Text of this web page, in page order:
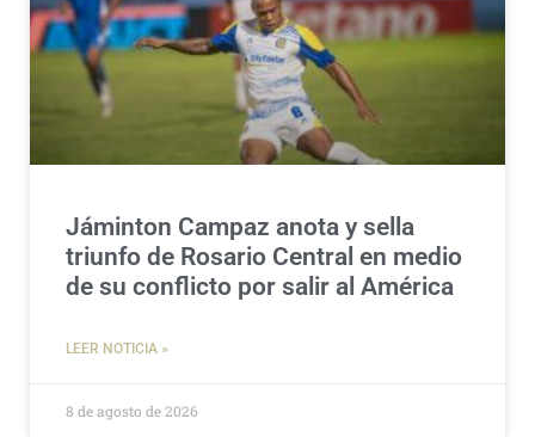
Jáminton Campaz anota y sella
triunfo de Rosario Central en medio
de su conflicto por salir al América
LEER NOTICIA »
8 de agosto de 2026